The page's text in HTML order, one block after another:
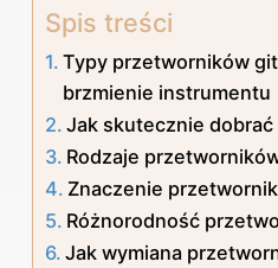
Spis treści
Typy przetworników
brzmienie instrumentu
Jak skutecznie
Rodzaje
Znaczenie
Różnorodność
Jak wymiana